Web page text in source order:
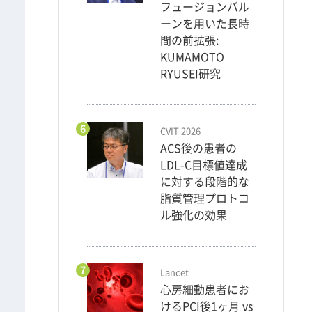
フュージョンバル
ーンを用いた長時
間の前拡張:
KUMAMOTO
RYUSEI研究
6 CVIT 2026
ACS後の患者の
LDL-C目標値達成
に対する段階的な
脂質管理プロトコ
ル強化の効果
7 Lancet
心房細動患者にお
けるPCI後1ヶ月 vs